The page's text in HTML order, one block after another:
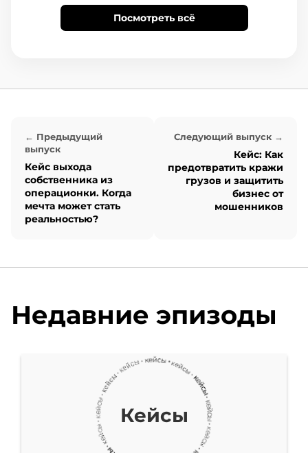
гости. Сегодня гостем буду
кейсе.
Кейс мы делали
совместно с нашими
друзьями и партнерами
из Original Works. Я
цифровой
автомобильных
компаний.
Что хорошего я могу
Посмотреть всё
← Предыдущий
выпуск
Кейс выхода
собственника из
операционки. Когда
мечта может стать
реальностью?
Следующий выпуск →
Кейс: Как
предотвратить кражи
грузов и защитить
бизнес от
мошенников
Недавние эпизоды
Кейсы